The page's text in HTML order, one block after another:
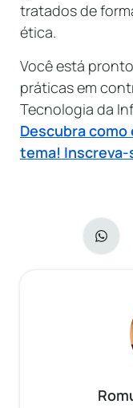
tratados de
ética.
Você está
práticas em
Tecnologia da
Descubra
tema! Inscreva-